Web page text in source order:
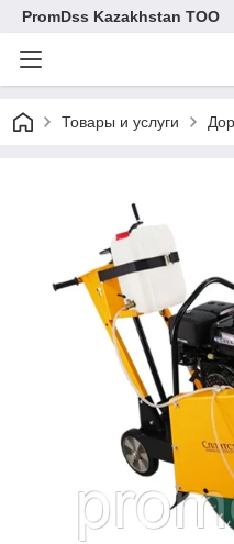
PromDss Kazakhstan TOO
Товары и услуги